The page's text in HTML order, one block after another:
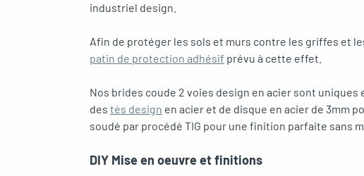
industriel design.
Afin de protéger les sols et murs contre les griffes et
patin de protection adhésif prévu à cette effet.
Nos brides coude 2 voies design en acier sont
des tés design en acier et de disque en acier de 3mm
soudé par procédé TIG pour une finition parfaite sans
DIY Mise en oeuvre et finitions